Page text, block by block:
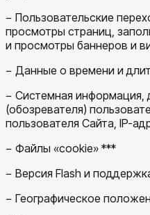
− Пользовательские
просмотры страниц,
и просмотры баннеров и
− Данные о времени и
− Системная информация,
(обозревателя)
пользователя Сайта, IP-
− Файлы «cookie» ***
− Версия Flash и
− Географическое